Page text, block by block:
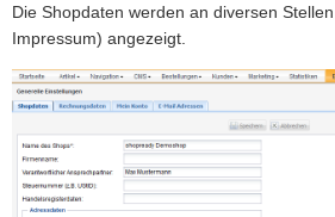
Die Shopdaten werden an diversen
Impressum) angezeigt.